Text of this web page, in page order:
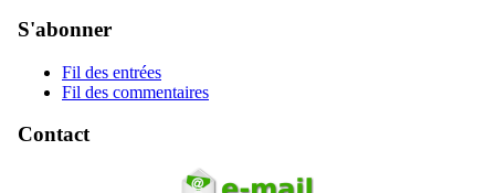
S'abonner
Fil des entrées
Fil des commentaires
Contact